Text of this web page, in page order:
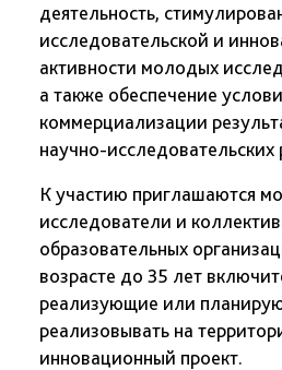
деятельность,
исследовательской и
активности молодых
а также обеспечение
коммерциализации
научно-исследовательских
К участию приглашаются
исследователи и
образовательных
возрасте до 35 лет
реализующие или
реализовывать на
инновационный проект.